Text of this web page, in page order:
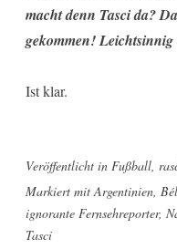
macht denn Tasci da?
gekommen! Leichtsinnig
Ist klar.
Veröffentlicht in Fußball
Markiert mitArgentinien,
ignorante Fernsehreporter,
Tasci